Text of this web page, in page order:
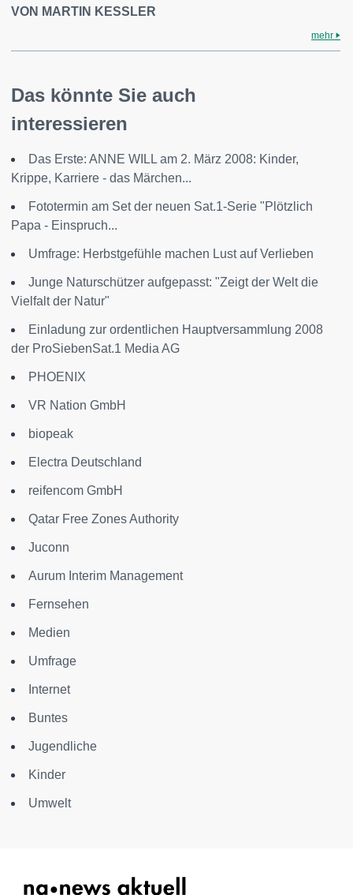
VON MARTIN KESSLER
mehr
Das könnte Sie auch
interessieren
Das Erste: ANNE WILL am 2. März 2008: Kinder,
Krippe, Karriere - das Märchen...
Fototermin am Set der neuen Sat.1-Serie "Plötzlich
Papa - Einspruch...
Umfrage: Herbstgefühle machen Lust auf Verlieben
Junge Naturschützer aufgepasst: "Zeigt der Welt die
Vielfalt der Natur"
Einladung zur ordentlichen Hauptversammlung 2008
der ProSiebenSat.1 Media AG
PHOENIX
VR Nation GmbH
biopeak
Electra Deutschland
reifencom GmbH
Qatar Free Zones Authority
Juconn
Aurum Interim Management
Fernsehen
Medien
Umfrage
Internet
Buntes
Jugendliche
Kinder
Umwelt